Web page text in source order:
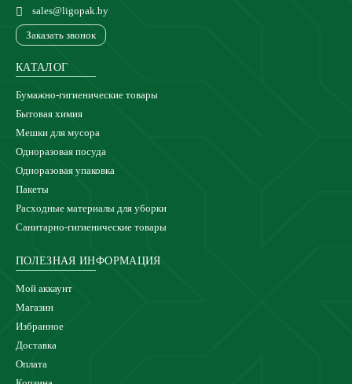
sales@ligopak.by
Заказать звонок
КАТАЛОГ
Бумажно-гигиенические товары
Бытовая химия
Мешки для мусора
Одноразовая посуда
Одноразовая упаковка
Пакеты
Расходные материалы для уборки
Санитарно-гигиенические товары
ПОЛЕЗНАЯ ИНФОРМАЦИЯ
Мой аккаунт
Магазин
Избранное
Доставка
Оплата